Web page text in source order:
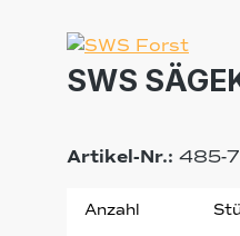
SWS
Artikel-Nr.: 485-
Anzahl